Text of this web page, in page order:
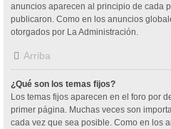
anuncios aparecen al principio de cada
publicaron. Como en los anuncios
otorgados por La Administración.
Arriba
¿Qué son los temas fijos?
Los temas fijos aparecen en el foro por
primer página. Muchas veces son
cada vez que sea posible. Como en los